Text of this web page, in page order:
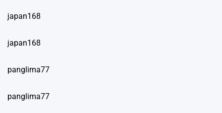
japan168
japan168
panglima77
panglima77